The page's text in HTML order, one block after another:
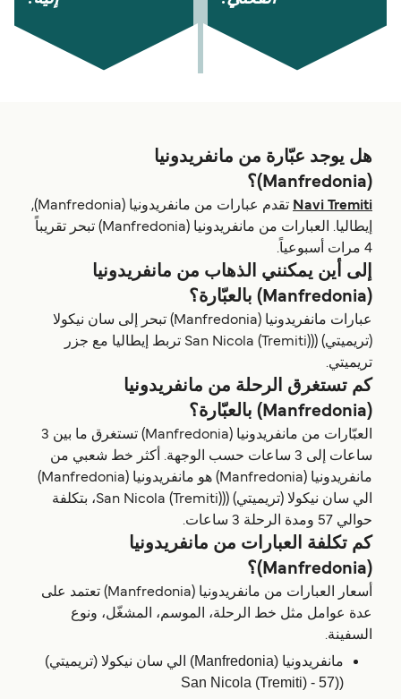
هل يوجد عبّارة من مانفريدونيا
Navi Tremiti
تقدم عبارات من مانفريدونيا (Manfredonia),
إيطاليا. العبارات من مانفريدونيا (Manfredonia) تبحر تقريباً
إلى أين يمكنني الذهاب من مانفريدونيا
عبارات مانفريدونيا (Manfredonia) تبحر إلى سان نيكولا
(تريميتي) ((San Nicola (Tremiti) تربط إيطاليا مع جزر
تريميتي.
كم تستغرق الرحلة من مانفريدونيا
العبّارات من مانفريدونيا (Manfredonia) تستغرق ما بين 3
ساعات إلى 3 ساعات حسب الوجهة. أكثر خط شعبي من
مانفريدونيا (Manfredonia) هو مانفريدونيا (Manfredonia)
الي سان نيكولا (تريميتي) ((San Nicola (Tremiti)، بتكلفة
حوالي 57 ومدة الرحلة 3 ساعات.
كم تكلفة العبارات من مانفريدونيا
أسعار العبارات من مانفريدونيا (Manfredonia) تعتمد على
عدة عوامل مثل خط الرحلة، الموسم، المشغّل، ونوع
السفينة.
مانفريدونيا (Manfredonia) الي سان نيكولا (تريميتي)